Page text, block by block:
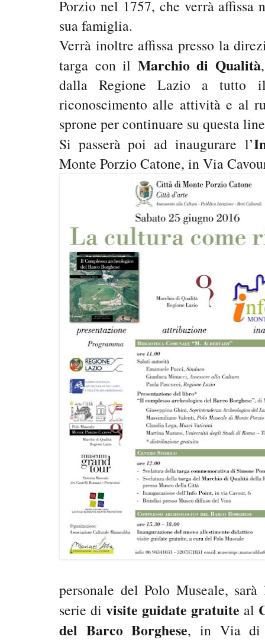
Porzio nel 1757, che verrà affissa
sua famiglia.
Verrà inoltre affissa presso la
targa con il Marchio di Qualità
dalla Regione Lazio a tutto
riconoscimento alle attività e al
sprone per continuare su questa
Si passerà poi ad inaugurare l’
Monte Porzio Catone, in Via
personale del Polo Museale,
serie di visite guidate gratuite al
del Barco Borghese, in Via di